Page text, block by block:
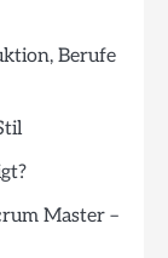
Berufe
Master –